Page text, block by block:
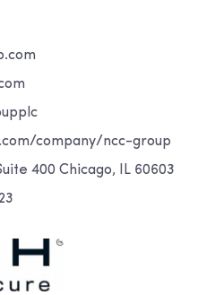
company/ncc-group
400 Chicago, IL 60603